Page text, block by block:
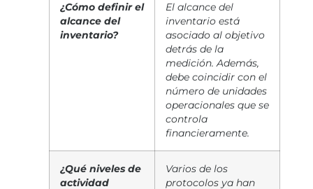
¿Cómo definir el
alcance del
inventario?
El alcance del
inventario está
asociado al objetivo
detrás de la
medición. Además,
debe coincidir con el
número de unidades
operacionales que se
controla
financieramente.
¿Qué niveles de
actividad
Varios de los
protocolos ya han